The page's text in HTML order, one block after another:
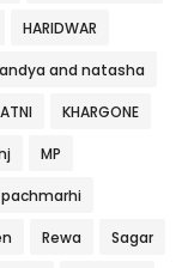
HARIDWAR
and natasha
KHARGONE
MP
pachmarhi
Rewa Sagar